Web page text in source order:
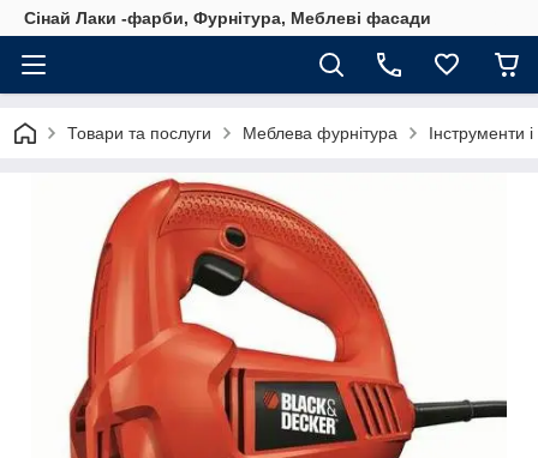
Сінай Лаки -фарби, Фурнітура, Меблеві фасади
Товари та послуги Меблева фурнітура Інструменти